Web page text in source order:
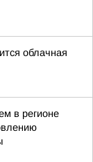
облачная
в регионе